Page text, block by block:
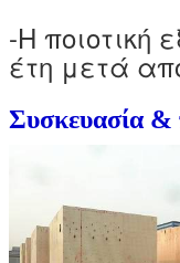
-Η ποιοτική
έτη μετά
Συσκευασία